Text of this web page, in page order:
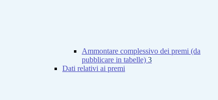
Ammontare complessivo dei premi (da
pubblicare in tabelle) 3
Dati relativi ai premi